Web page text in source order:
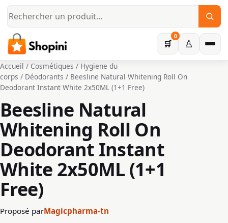
Aller au contenu principal
🛒
0
♙
Accueil / Cosmétiques / Hygiene du
corps / Déodorants / Beesline Natural Whitening Roll On
Deodorant Instant White 2x50ML (1+1 Free)
Beesline Natural
Whitening Roll On
Deodorant Instant
White 2x50ML (1+1
Free)
Proposé parMagicpharma-tn